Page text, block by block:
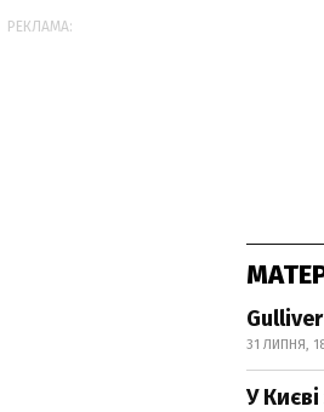
31 ЛИПНЯ,
У
РЕКЛАМА: